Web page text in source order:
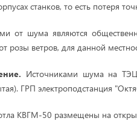
станков, то есть потеря
от шума являются
розы ветров, для данной
Источниками шума на ТЭЦ
ГРП электропод­станция
КВГМ-50 размещены на